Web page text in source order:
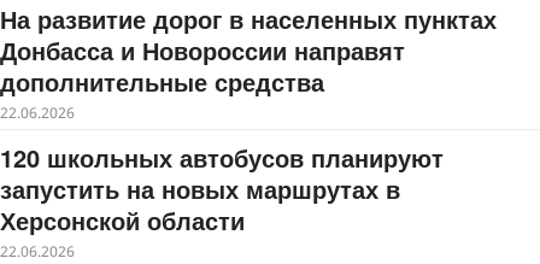
На развитие дорог в населенных пунктах
Донбасса и Новороссии направят
дополнительные средства
22.06.2026
120 школьных автобусов планируют
запустить на новых маршрутах в
Херсонской области
22.06.2026